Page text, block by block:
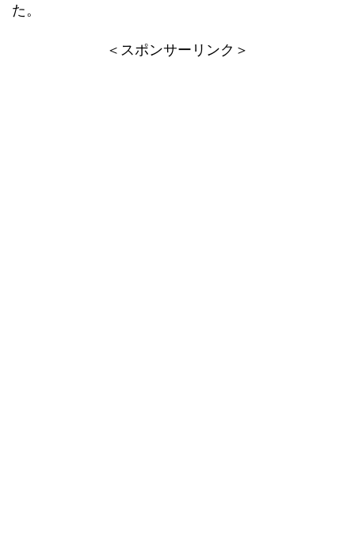
た。
＜スポンサーリンク＞